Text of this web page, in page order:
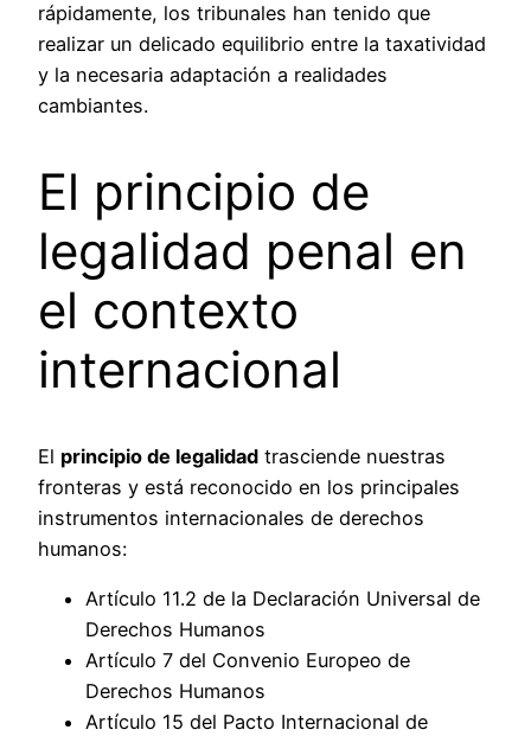
rápidamente, los tribunales han tenido que
realizar un delicado equilibrio entre la taxatividad
y la necesaria adaptación a realidades
cambiantes.
El principio de
legalidad penal en
el contexto
internacional
El principio de legalidad trasciende nuestras
fronteras y está reconocido en los principales
instrumentos internacionales de derechos
humanos:
Artículo 11.2 de la Declaración Universal de
Derechos Humanos
Artículo 7 del Convenio Europeo de
Derechos Humanos
Artículo 15 del Pacto Internacional de